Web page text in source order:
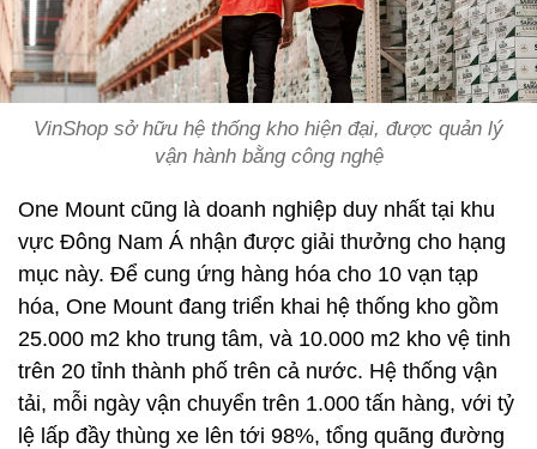
VinShop sở hữu hệ thống kho hiện đại, được quản lý
vận hành bằng công nghệ
One Mount cũng là doanh nghiệp duy nhất tại khu
vực Đông Nam Á nhận được giải thưởng cho hạng
mục này. Để cung ứng hàng hóa cho 10 vạn tạp
hóa, One Mount đang triển khai hệ thống kho gồm
25.000 m2 kho trung tâm, và 10.000 m2 kho vệ tinh
trên 20 tỉnh thành phố trên cả nước. Hệ thống vận
tải, mỗi ngày vận chuyển trên 1.000 tấn hàng, với tỷ
lệ lấp đầy thùng xe lên tới 98%, tổng quãng đường